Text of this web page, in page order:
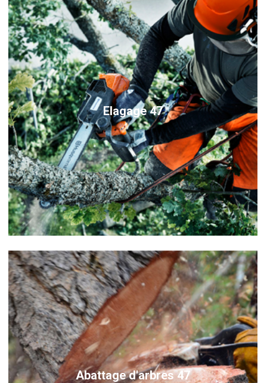
Elagage 47
Abattage d'arbres 47